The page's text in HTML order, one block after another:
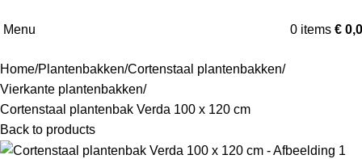
Menu 0 items €
Home Plantenbakken Cortenstaal plantenbakken
Vierkante plantenbakken
Cortenstaal plantenbak Verda 100 x 120 cm
Back to products